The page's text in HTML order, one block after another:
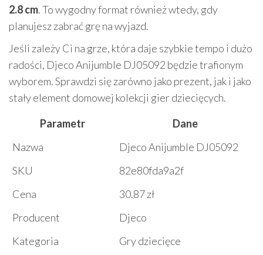
2.8 cm. To wygodny format również wtedy, gdy
planujesz zabrać grę na wyjazd.
Jeśli zależy Ci na grze, która daje szybkie tempo i dużo
radości, Djeco Anijumble DJ05092 będzie trafionym
wyborem. Sprawdzi się zarówno jako prezent, jak i jako
stały element domowej kolekcji gier dziecięcych.
Parametr
Dane
Nazwa
Djeco Anijumble DJ05092
SKU
82e80fda9a2f
Cena
30.87 zł
Producent
Djeco
Kategoria
Gry dziecięce